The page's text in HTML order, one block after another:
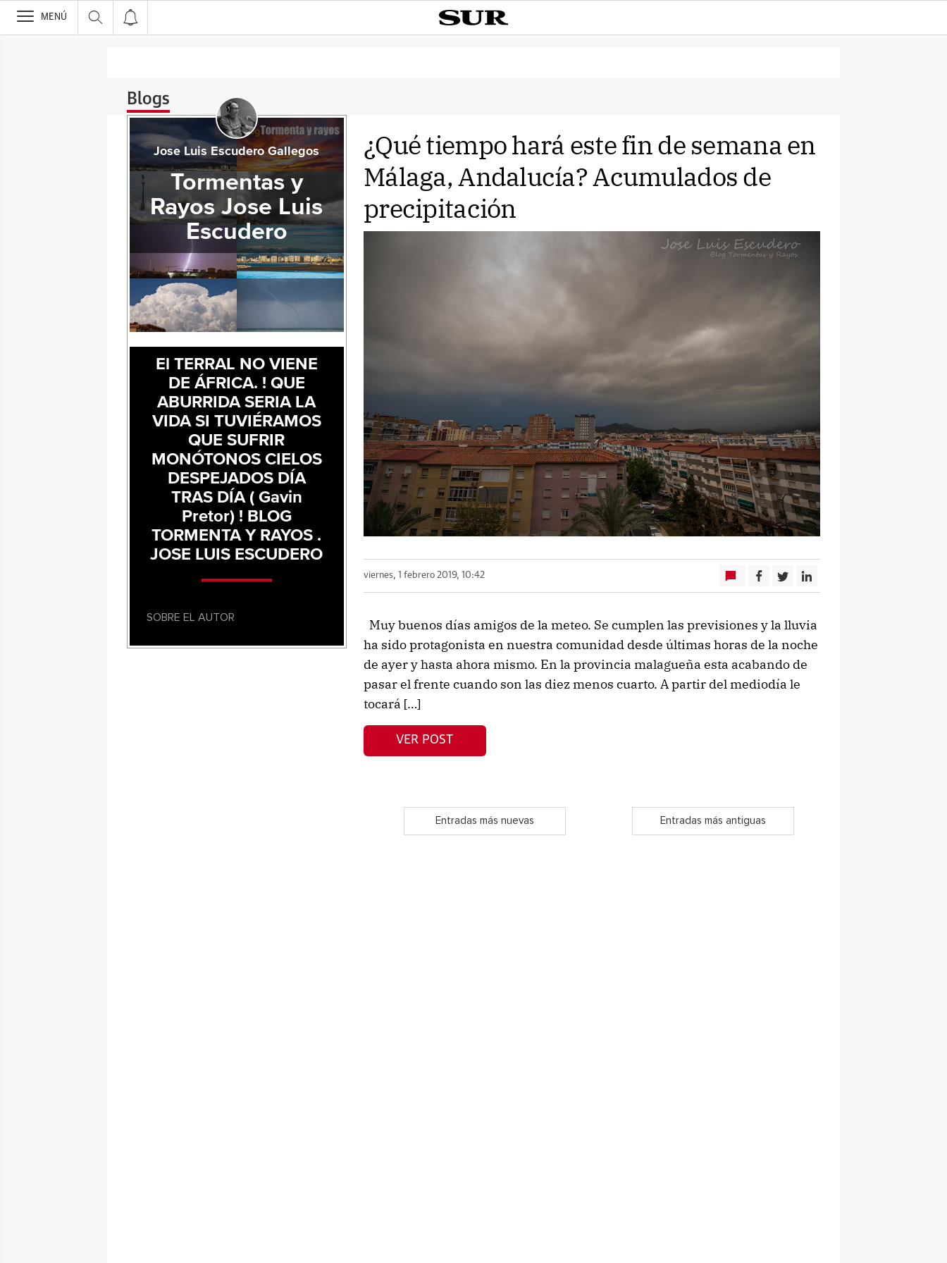
>
MENÚ
Blogs
¿Qué tiempo hará este fin de semana en
Málaga, Andalucía? Acumulados de
precipitación
viernes, 1 febrero 2019, 10:42
Muy buenos días amigos de la meteo. Se cumplen las previsiones y la lluvia
ha sido protagonista en nuestra comunidad desde últimas horas de la noche
de ayer y hasta ahora mismo. En la provincia malagueña esta acabando de
pasar el frente cuando son las diez menos cuarto. A partir del mediodía le
tocará […]
VER POST
Entradas más nuevas Entradas más antiguas
Jose Luis Escudero Gallegos
Tormentas y
Rayos Jose Luis
Escudero
El TERRAL NO VIENE
DE ÁFRICA. ! QUE
ABURRIDA SERIA LA
VIDA SI TUVIÉRAMOS
QUE SUFRIR
MONÓTONOS CIELOS
DESPEJADOS DÍA
TRAS DÍA ( Gavin
Pretor) ! BLOG
TORMENTA Y RAYOS .
JOSE LUIS ESCUDERO
SOBRE EL AUTOR